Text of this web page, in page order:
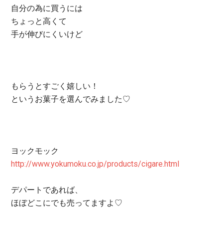
自分の為に買うには
ちょっと高くて
手が伸びにくいけど
もらうとすごく嬉しい！
というお菓子を選んでみました♡
ヨックモック
http://www.yokumoku.co.jp/products/cigare.html
デパートであれば、
ほぼどこにでも売ってますよ♡